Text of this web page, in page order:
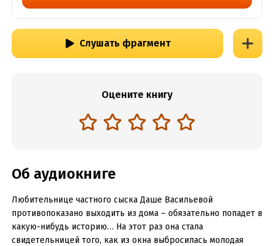
Слушать фрагмент
Оцените книгу
Об аудиокниге
Любительнице частного сыска Даше Васильевой
противопоказано выходить из дома – обязательно попадет в
какую-нибудь историю… На этот раз она стала
свидетельницей того, как из окна выбросилась молодая